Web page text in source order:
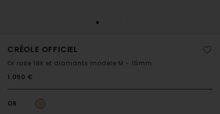
CRÉOLE OFFICIEL
Or rose 18k et diamants modèle M - 15mm
1.050 €
OR